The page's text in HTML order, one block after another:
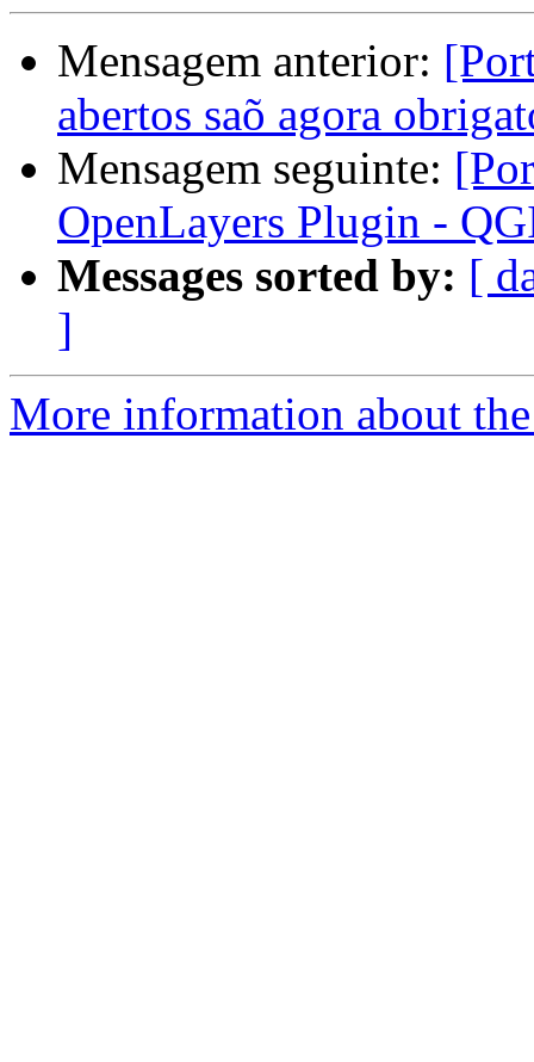
Mensagem anterior:
abertos saõ agora
Mensagem seguinte:
OpenLayers Plugin -
Messages sorted by: [
]
More information about